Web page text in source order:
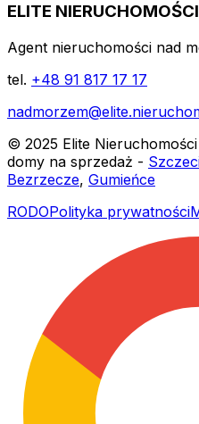
ELITE NIERUCHOMOŚCI
Agent nieruchomości nad
tel. +48 91 817 17 17
© 2025 Elite
domy na sprzedaż -
Bezrzecze, Gumieńce
RODOPolityka prywatności